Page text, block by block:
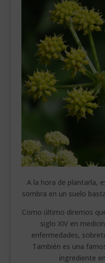
A la hora de plantarla,
sombra en un suelo
Como último diremos
siglo XIV en
enfermedades,
También es una
ingrediente